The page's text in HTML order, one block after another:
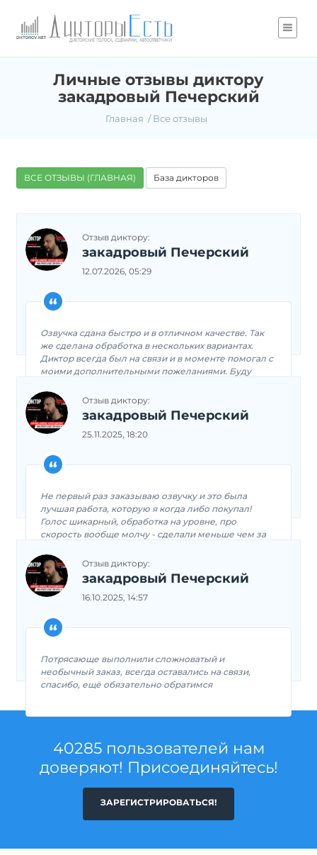
Личные отзывы диктору
закадровый Печерский
Главная Все отзывы
ВСЕ ОТЗЫВЫ (ГЛАВНАЯ) База дикторов
Отзыв диктору:
закадровый Печерский
12.07.2026, 05:29
Озвучка сдана быстро и в отличном качестве. Так
же сделана обработка в нескольких вариантах.
Диктор всегда был на связи и в моменте помогал с
моими дополнительными пожеланиями. Буду
Отзыв диктору:
закадровый Печерский
25.11.2025, 18:20
Не первый раз заказываю озвучку и это была
лучшая работа, которую я когда либо покупал!
Голос шикарный, обработка на уровне, про
скорость вообще молчу - сделали меньше чем за
Отзыв диктору:
закадровый Печерский
16.10.2025, 14:57
Потрясающе выполнили сложноватый и
необычный заказ, всегда оставались на связи,
спасибо, ещё обязательно обратимся
40285 пользователей нам
доверяют! Присоединяйтесь!
ЗАРЕГИСТРИРОВАТЬСЯ!